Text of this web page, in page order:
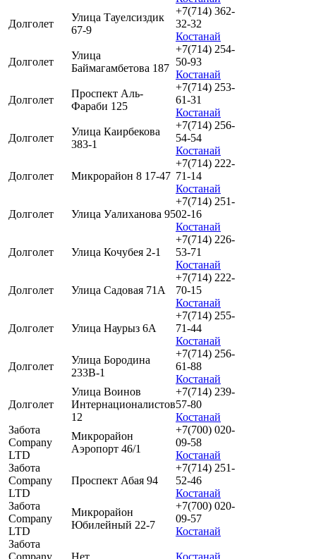
Долголет
Улица Тауелсиздик
67-9
+7(714) 362-
32-32
Костанай
Долголет
Улица
Баймагамбетова 187
+7(714) 254-
50-93
Костанай
Долголет
Проспект Аль-
Фараби 125
+7(714) 253-
61-31
Костанай
Долголет
Улица Каирбекова
383-1
+7(714) 256-
54-54
Костанай
Долголет Микрорайон 8 17-47
+7(714) 222-
71-14
Костанай
Долголет Улица Уалиханова 95
+7(714) 251-
02-16
Костанай
Долголет Улица Кочубея 2-1
+7(714) 226-
53-71
Костанай
Долголет Улица Садовая 71А
+7(714) 222-
70-15
Костанай
Долголет Улица Наурыз 6А
+7(714) 255-
71-44
Костанай
Долголет
Улица Бородина
233В-1
+7(714) 256-
61-88
Костанай
Долголет
Улица Воинов
Интернационалистов
12
+7(714) 239-
57-80
Костанай
Забота
Company
LTD
Микрорайон
Аэропорт 46/1
+7(700) 020-
09-58
Костанай
Забота
Company
LTD
Проспект Абая 94
+7(714) 251-
52-46
Костанай
Забота
Company
LTD
Микрорайон
Юбилейный 22-7
+7(700) 020-
09-57
Костанай
Забота
Company
Нет Костанай